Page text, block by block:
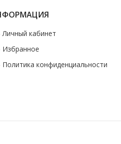
Личный кабинет
Избранное
Политика конфиденциальности